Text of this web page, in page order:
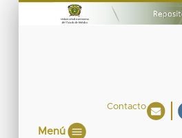
Contacto
Menú